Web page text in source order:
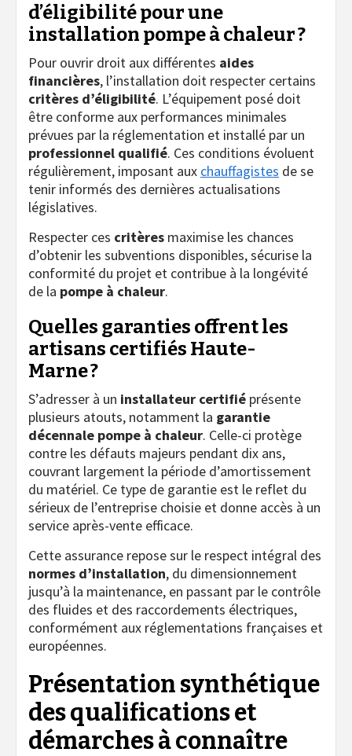
d’éligibilité pour une
installation pompe à chaleur ?
Pour ouvrir droit aux différentes aides
financières, l’installation doit respecter certains
critères d’éligibilité. L’équipement posé doit
être conforme aux performances minimales
prévues par la réglementation et installé par un
professionnel qualifié. Ces conditions évoluent
régulièrement, imposant aux chauffagistes de se
tenir informés des dernières actualisations
législatives.
Respecter ces critères maximise les chances
d’obtenir les subventions disponibles, sécurise la
conformité du projet et contribue à la longévité
de la pompe à chaleur.
Quelles garanties offrent les
artisans certifiés Haute-
Marne ?
S’adresser à un installateur certifié présente
plusieurs atouts, notamment la garantie
décennale pompe à chaleur. Celle-ci protège
contre les défauts majeurs pendant dix ans,
couvrant largement la période d’amortissement
du matériel. Ce type de garantie est le reflet du
sérieux de l’entreprise choisie et donne accès à un
service après-vente efficace.
Cette assurance repose sur le respect intégral des
normes d’installation, du dimensionnement
jusqu’à la maintenance, en passant par le contrôle
des fluides et des raccordements électriques,
conformément aux réglementations françaises et
européennes.
Présentation synthétique
des qualifications et
démarches à connaître